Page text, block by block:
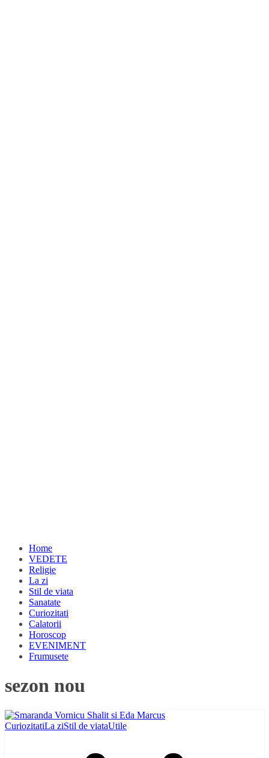
Home
VEDETE
Religie
La zi
Stil de viata
Sanatate
Curiozitati
Calatorii
Horoscop
EVENIMENT
Frumusete
sezon nou
CuriozitatiLa ziStil de viataUtile